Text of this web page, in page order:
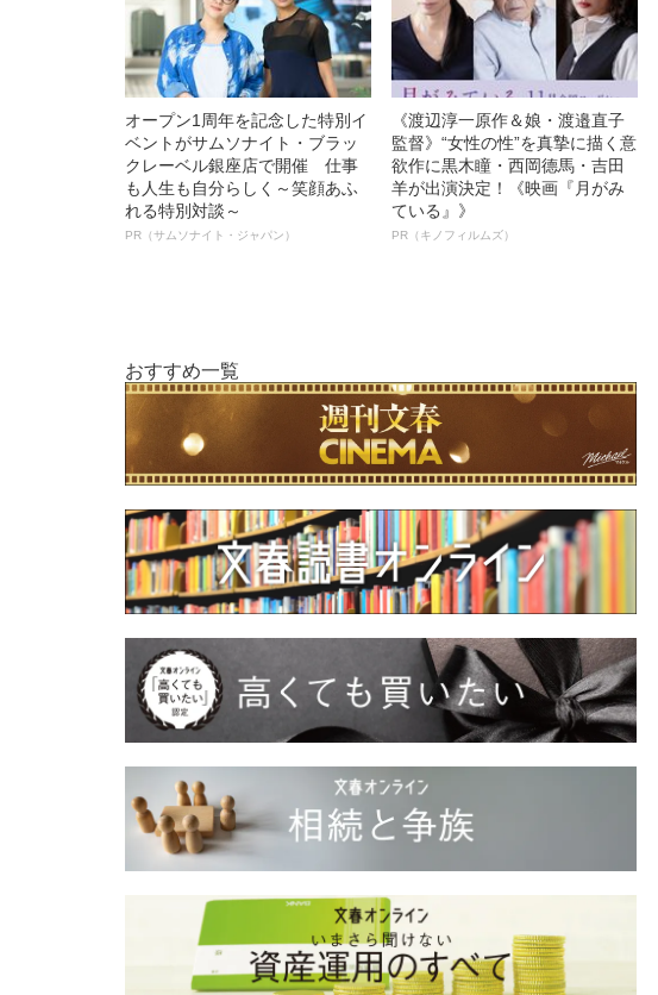
オープン1周年を記念した特別イ
ベントがサムソナイト・ブラッ
クレーベル銀座店で開催 仕事
も人生も自分らしく～笑顔あふ
れる特別対談～
PR（サムソナイト・ジャパン）
《渡辺淳一原作＆娘・渡邉直子
監督》“女性の性”を真摯に描く意
欲作に黒木瞳・西岡德馬・吉田
羊が出演決定！《映画『月がみ
ている』》
PR（キノフィルムズ）
おすすめ一覧